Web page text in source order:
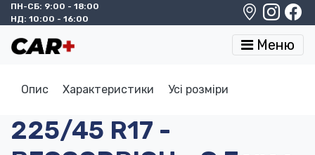
ПН-СБ: 9:00 - 18:00
НД: 10:00 - 16:00
Меню
Опис Характеристики Усі розміри
225/45 R17 -